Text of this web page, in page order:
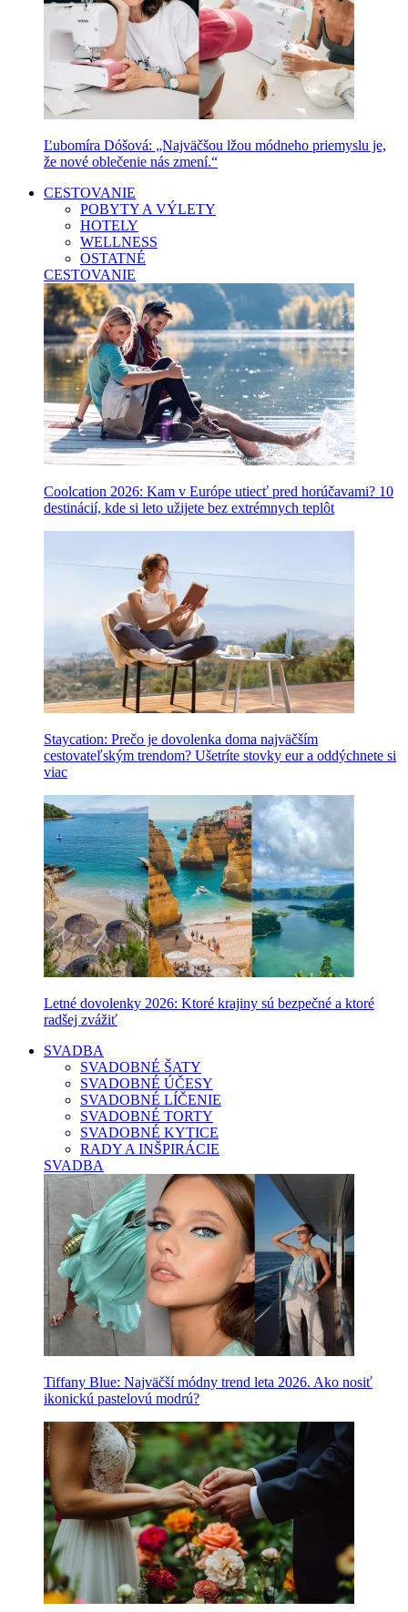
Ľubomíra Dóšová: „Najväčšou lžou módneho priemyslu je,
že nové oblečenie nás zmení.“
CESTOVANIE
POBYTY A VÝLETY
HOTELY
WELLNESS
OSTATNÉ
CESTOVANIE
Coolcation 2026: Kam v Európe utiecť pred horúčavami? 10
destinácií, kde si leto užijete bez extrémnych teplôt
Staycation: Prečo je dovolenka doma najväčším
cestovateľským trendom? Ušetríte stovky eur a oddýchnete si
viac
Letné dovolenky 2026: Ktoré krajiny sú bezpečné a ktoré
radšej zvážiť
SVADBA
SVADOBNÉ ŠATY
SVADOBNÉ ÚČESY
SVADOBNÉ LÍČENIE
SVADOBNÉ TORTY
SVADOBNÉ KYTICE
RADY A INŠPIRÁCIE
SVADBA
Tiffany Blue: Najväčší módny trend leta 2026. Ako nosiť
ikonickú pastelovú modrú?